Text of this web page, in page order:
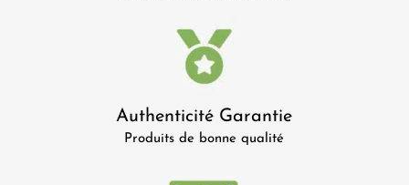
Authenticité Garantie
Produits de bonne qualité